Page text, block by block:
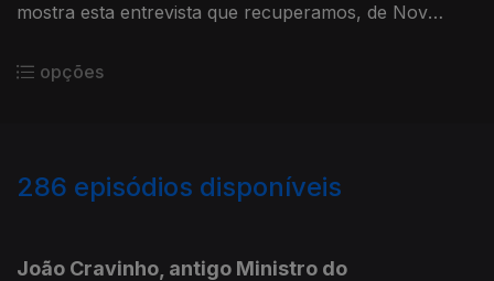
mostra esta entrevista que recuperamos, de Nov
opções
286 episódios disponíveis
João Cravinho, antigo Ministro do